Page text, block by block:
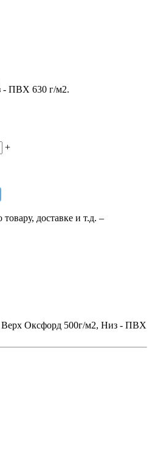
- ПВХ 630 г/м2.
+
доставке и т.д. –
Верх Оксфорд 500г/м2, Низ - ПВХ